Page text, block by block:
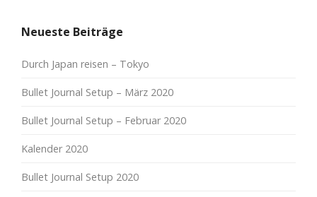
Neueste Beiträge
Durch Japan reisen – Tokyo
Bullet Journal Setup – März 2020
Bullet Journal Setup – Februar 2020
Kalender 2020
Bullet Journal Setup 2020